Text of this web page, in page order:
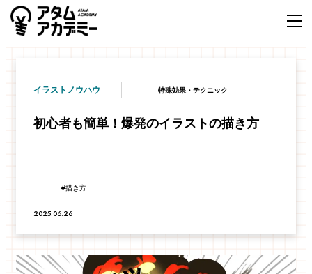
イラストノウハウ 特殊効果・テクニック
初心者も簡単！爆発のイラストの描き方
描き方
2025.06.26